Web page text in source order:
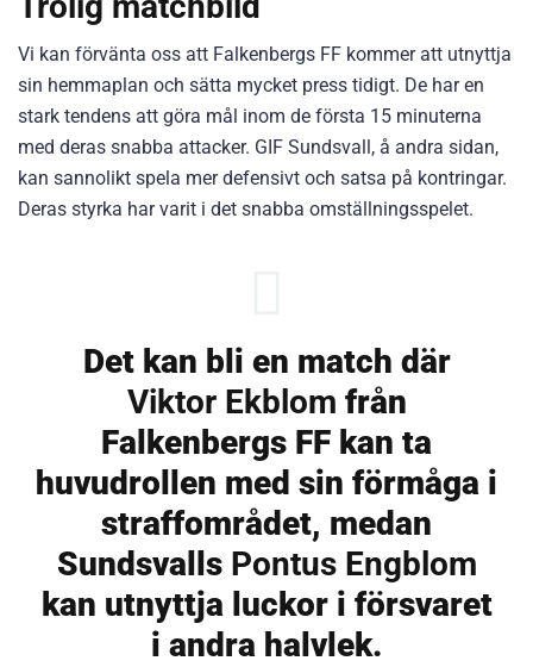
Vi kan förvänta oss att Falkenbergs FF kommer att utnyttja
sin hemmaplan och sätta mycket press tidigt. De har en
stark tendens att göra mål inom de första 15 minuterna
med deras snabba attacker. GIF Sundsvall, å andra sidan,
kan sannolikt spela mer defensivt och satsa på kontringar.
Deras styrka har varit i det snabba omställningsspelet.
Det kan bli en match där
Viktor Ekblom från
Falkenbergs FF kan ta
huvudrollen med sin förmåga i
straffområdet, medan
Sundsvalls Pontus Engblom
kan utnyttja luckor i försvaret
i andra halvlek.